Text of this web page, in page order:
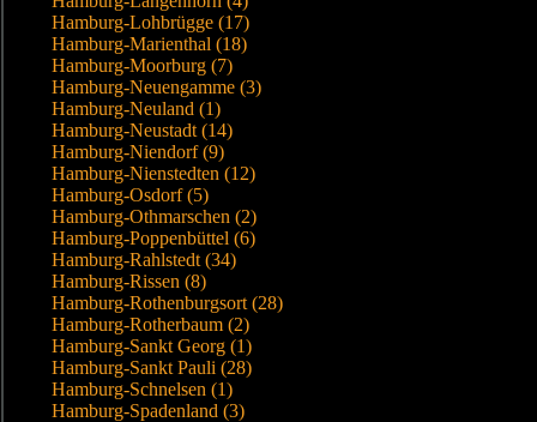
Hamburg-Lohbrügge (17)
Hamburg-Marienthal (18)
Hamburg-Moorburg (7)
Hamburg-Neuengamme (3)
Hamburg-Neuland (1)
Hamburg-Neustadt (14)
Hamburg-Niendorf (9)
Hamburg-Nienstedten (12)
Hamburg-Osdorf (5)
Hamburg-Othmarschen (2)
Hamburg-Poppenbüttel (6)
Hamburg-Rahlstedt (34)
Hamburg-Rissen (8)
Hamburg-Rothenburgsort (28)
Hamburg-Rotherbaum (2)
Hamburg-Sankt Georg (1)
Hamburg-Sankt Pauli (28)
Hamburg-Schnelsen (1)
Hamburg-Spadenland (3)